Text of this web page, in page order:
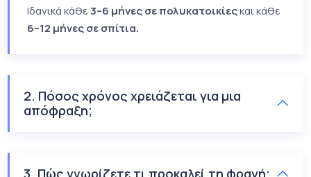
Ιδανικά κάθε3–6 μήνες σε πολυκατοικίεςκαι κάθε
6–12 μήνες σε σπίτια.
2. Πόσος χρόνος χρειάζεται για μια
απόφραξη;
3. Πώς γνωρίζετε τι προκαλεί τη φραγή;